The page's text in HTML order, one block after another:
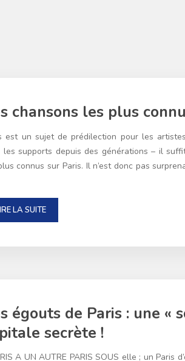
chansons les plus
est un sujet de prédilection pour les
les supports depuis des générations – il
connus sur Paris. Il n’est donc pas
LA SUITE
égouts de Paris : une «
secrète !
A UN AUTRE PARIS SOUS elle ; un Paris